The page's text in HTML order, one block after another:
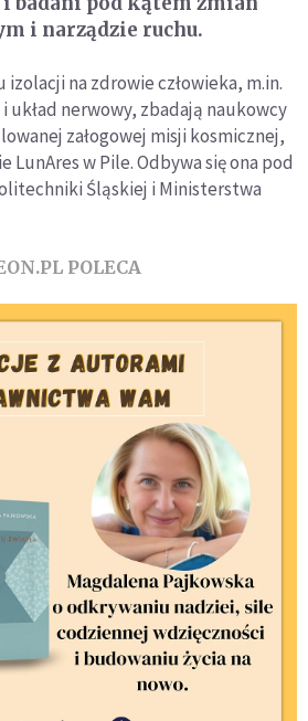
i narządzie ruchu.
izolacji na zdrowie człowieka, m.in.
układ nerwowy, zbadają naukowcy
załogowej misji kosmicznej,
LunAres w Pile. Odbywa się ona pod
Śląskiej i Ministerstwa
POLECA